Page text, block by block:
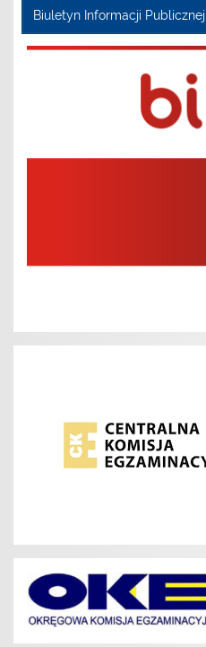
Biuletyn Informacji Publicznej